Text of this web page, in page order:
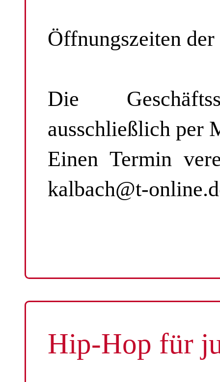
Öffnungszeiten
Die
ausschließlich per
Einen Termin
kalbach@t-
Hip-Hop für